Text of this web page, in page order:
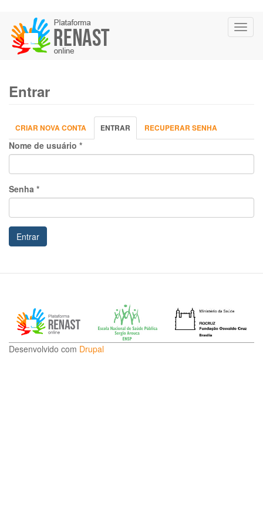
para
conteúdo
Entrar
Abas
primárias
CRIAR NOVA CONTA ENTRAR (ABA
ATIVA)
RECUPERAR SENHA
Nome de usuário *
Senha *
Entrar
Desenvolvido com Drupal